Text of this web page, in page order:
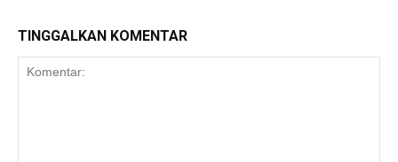
TINGGALKAN KOMENTAR